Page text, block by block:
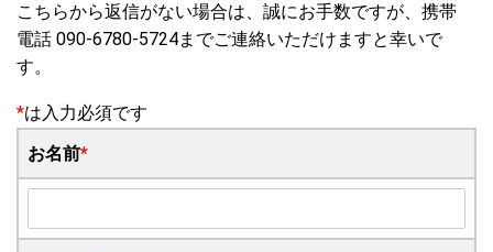
こちらから返信がない場合は、誠にお手数ですが、携帯
電話 090-6780-5724までご連絡いただけますと幸いで
す。
*は入力必須です
お名前*